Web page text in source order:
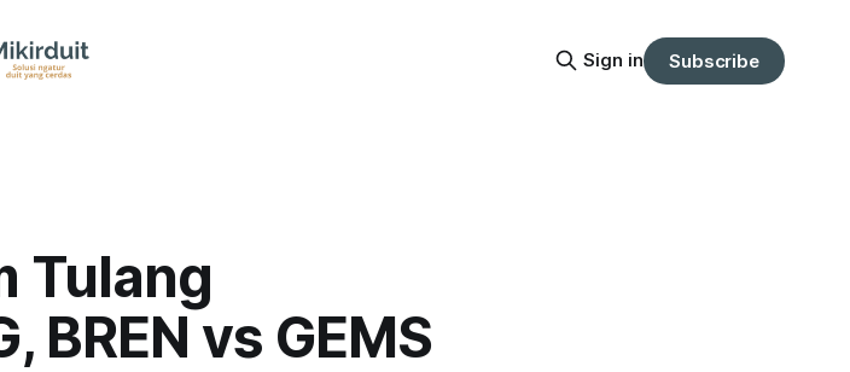
Sign in Subscribe
Tulang
BREN vs GEMS